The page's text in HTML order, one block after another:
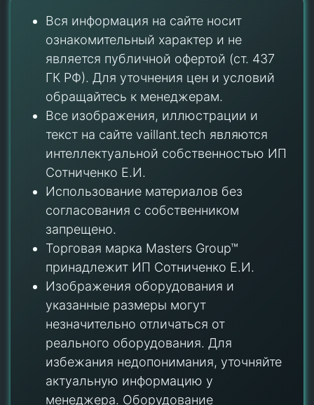
Вся информация на сайте носит
ознакомительный характер и не
является публичной офертой (ст. 437
ГК РФ). Для уточнения цен и условий
обращайтесь к менеджерам.
Все изображения, иллюстрации и
текст на сайте vaillant.tech являются
интеллектуальной собственностью ИП
Сотниченко Е.И.
Использование материалов без
согласования с собственником
запрещено.
Торговая марка Masters Group™
принадлежит ИП Сотниченко Е.И.
Изображения оборудования и
указанные размеры могут
незначительно отличаться от
реального оборудования. Для
избежания недопонимания, уточняйте
актуальную информацию у
менеджера. Оборудование